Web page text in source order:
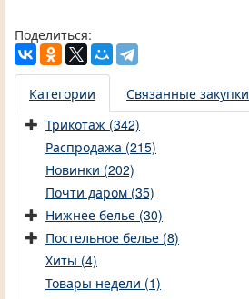
Поделиться:
Категории
Связанные закупки
Трикотаж (342)
Распродажа (215)
Новинки (202)
Почти даром (35)
Нижнее белье (30)
Постельное белье (8)
Хиты (4)
Товары недели (1)